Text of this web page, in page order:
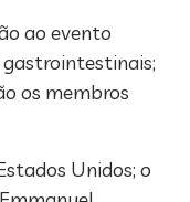
ao evento
gastrointestinais;
os membros
Unidos; o